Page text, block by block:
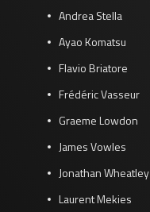
Andrea Stella
Ayao Komatsu
Flavio Briatore
Frédéric Vasseur
Graeme Lowdon
James Vowles
Jonathan Wheatley
Laurent Mekies